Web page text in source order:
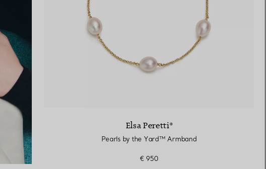
Elsa Peretti®
Pearls by the Yard™ Armband
€ 950